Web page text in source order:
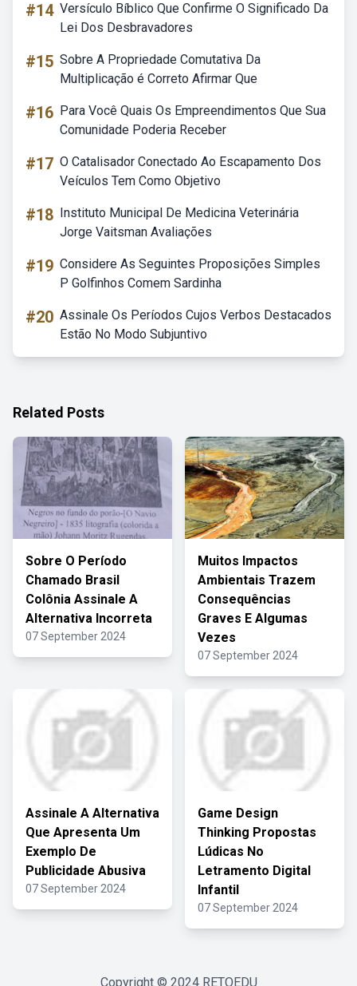
#14 Versículo Bíblico Que Confirme O Significado Da
Lei Dos Desbravadores
#15 Sobre A Propriedade Comutativa Da
Multiplicação é Correto Afirmar Que
#16 Para Você Quais Os Empreendimentos Que Sua
Comunidade Poderia Receber
#17 O Catalisador Conectado Ao Escapamento Dos
Veículos Tem Como Objetivo
#18 Instituto Municipal De Medicina Veterinária
Jorge Vaitsman Avaliações
#19 Considere As Seguintes Proposições Simples
P Golfinhos Comem Sardinha
#20 Assinale Os Períodos Cujos Verbos Destacados
Estão No Modo Subjuntivo
Related Posts
Sobre O Período
Chamado Brasil
Colônia Assinale A
Alternativa Incorreta
07 September 2024
Muitos Impactos
Ambientais Trazem
Consequências
Graves E Algumas
Vezes
07 September 2024
Assinale A Alternativa
Que Apresenta Um
Exemplo De
Publicidade Abusiva
07 September 2024
Game Design
Thinking Propostas
Lúdicas No
Letramento Digital
Infantil
07 September 2024
Copyright © 2024 RETOEDU